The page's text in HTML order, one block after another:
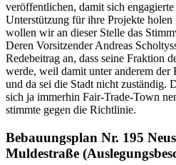
veröffentlichen, damit sich
Unterstützung für ihre Projekte
wollen wir an dieser Stelle das
Deren Vorsitzender Andreas
Redebeitrag an, dass seine Fraktion
werde, weil damit unter anderem
und da sei die Stadt nicht zuständig.
sich ja immerhin Fair-Trade-Town
stimmte gegen die Richtlinie.
Bebauungsplan Nr. 195
Muldestraße